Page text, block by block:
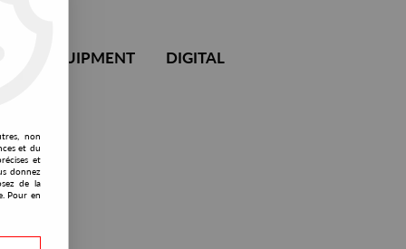
DJ EQUIPMENT DIGITAL
non
et du
et
donnez
de la
Pour en